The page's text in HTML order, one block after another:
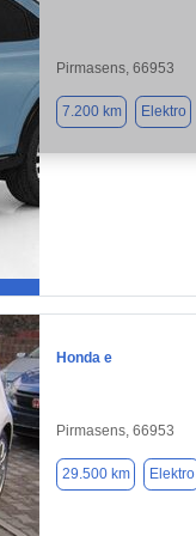
Pirmasens, 66953
7.200 km Elektro
Honda e
Pirmasens, 66953
29.500 km Elektro